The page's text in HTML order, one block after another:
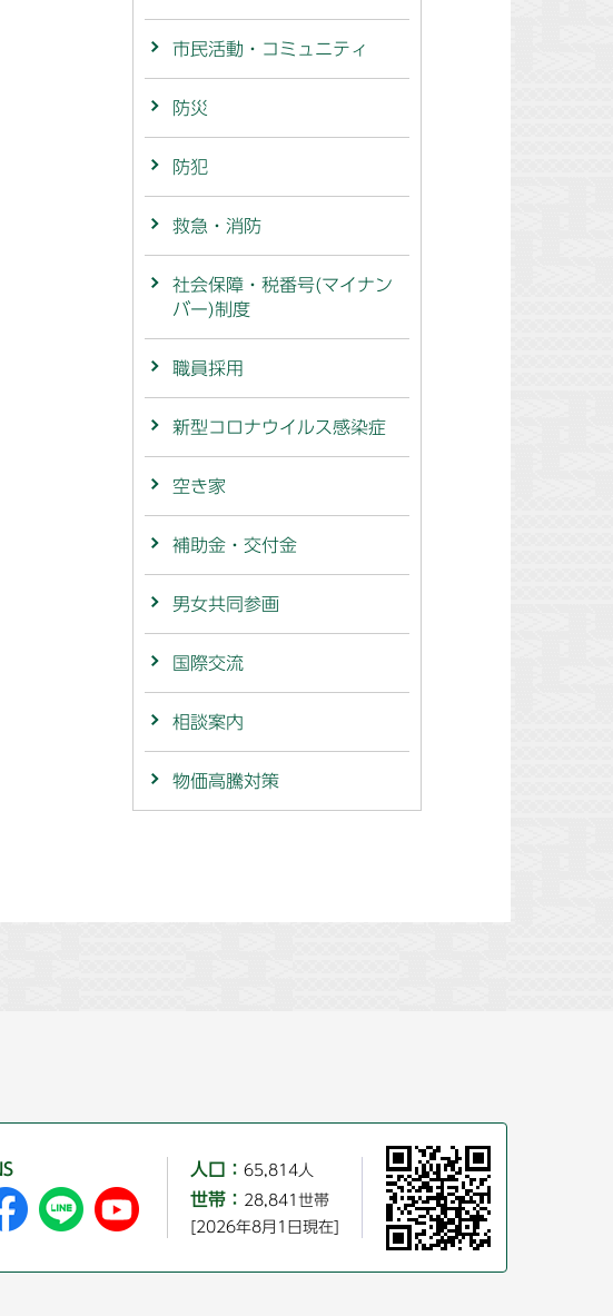
市民活動・コミュニティ
防災
防犯
救急・消防
社会保障・税番号(マイナン
バー)制度
職員採用
新型コロナウイルス感染症
空き家
補助金・交付金
男女共同参画
国際交流
相談案内
物価高騰対策
人口： 65,814人
世帯： 28,841世帯
[2026年8月1日現在]